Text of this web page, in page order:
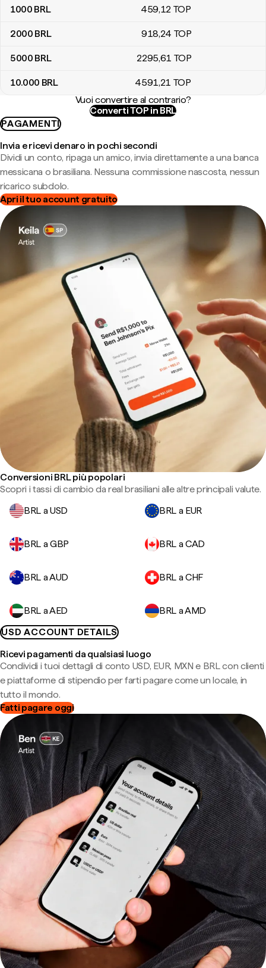
1000 BRL 459,12 TOP
2000 BRL 918,24 TOP
5000 BRL 2295,61 TOP
10.000 BRL 4591,21 TOP
Vuoi convertire al contrario?
Converti TOP in BRL
PAGAMENTI
Invia e ricevi denaro in pochi secondi
Dividi un conto, ripaga un amico, invia direttamente a una banca
messicana o brasiliana. Nessuna commissione nascosta, nessun
ricarico subdolo.
Apri il tuo account gratuito
Conversioni BRL più popolari
Scopri i tassi di cambio da real brasiliani alle altre principali valute.
BRL a USD
BRL a EUR
BRL a GBP BRL a CAD
BRL a AUD BRL a CHF
BRL a AED
BRL a AMD
USD ACCOUNT DETAILS
Ricevi pagamenti da qualsiasi luogo
Condividi i tuoi dettagli di conto USD, EUR, MXN e BRL con clienti
e piattaforme di stipendio per farti pagare come un locale, in
tutto il mondo.
Fatti pagare oggi